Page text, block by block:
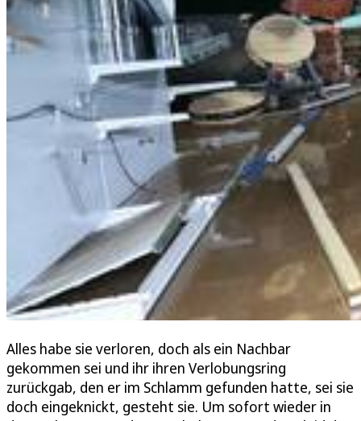
Alles habe sie verloren, doch als ein Nachbar
gekommen sei und ihr ihren Verlobungsring
zurückgab, den er im Schlamm gefunden hatte, sei sie
doch eingeknickt, gesteht sie. Um sofort wieder in